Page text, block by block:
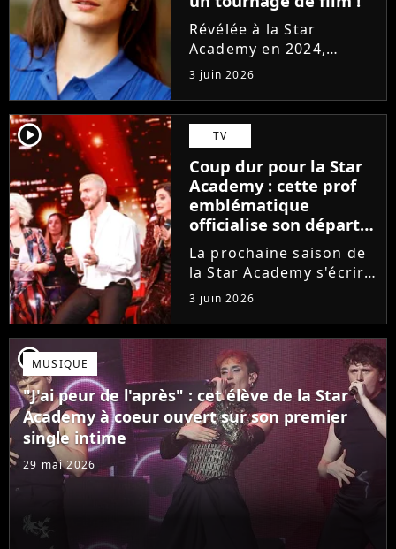
Révélée à la Star
Academy en 2024,
Marguerite officialise
l'arrivée pour l'automne
de son premier album
Guérir. En parallèle, la
chanteuse et
comédienne rejoindra
Laura Felpin, Harpo...
3 juin 2026
player2 TV
Coup dur pour la Star
Academy : cette prof
emblématique
officialise son départ,
"Ça devenait assez
compliqué"
La prochaine saison de
la Star Academy s'écrira
avec une nouvelle
recrue dans ses rangs.
Coach d'expression
scénique de l'émission,
Marlène Schaff ne
rempilera pas à la table
des professeurs...
3 juin 2026
player2MUSIQUE
"J'ai peur de l'après" : cet élève de la Star
Academy à coeur ouvert sur son premier
single intime
29 mai 2026